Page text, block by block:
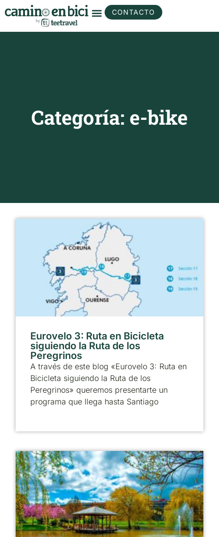
CONTACTO
Categoría: e-bike
Eurovelo 3: Ruta en Bicicleta
siguiendo la Ruta de los
Peregrinos
A través de este blog «Eurovelo 3: Ruta en
Bicicleta siguiendo la Ruta de los
Peregrinos» queremos presentarte un
programa que llega hasta Santiago